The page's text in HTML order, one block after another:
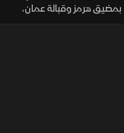
هرمز وقبالة عمان،
في جنوب لبنان، بالتزامن مع